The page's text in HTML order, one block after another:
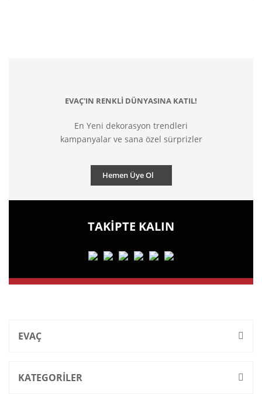
EVAÇ'IN RENKLİ DÜNYASINA KATIL!
En Yeni dekorasyon trendleri
kampanyalar ve sana özel sürprizler
Hemen Üye Ol
TAKİPTE KALIN
EVAÇ
KATEGORİLER